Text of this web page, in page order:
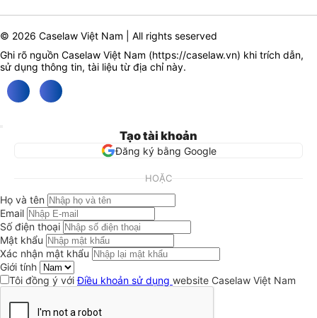
© 2026 Caselaw Việt Nam | All rights seserved
Ghi rõ nguồn Caselaw Việt Nam (https://caselaw.vn) khi trích dẫn,
sử dụng thông tin, tài liệu từ địa chỉ này.
Tạo tài khoản
Đăng ký bằng Google
HOẶC
Họ và tên
Email
Số điện thoại
Mật khẩu
Xác nhận mật khẩu
Giới tính
Tôi đồng ý vớiĐiều khoản sử dụng website Caselaw Việt Nam